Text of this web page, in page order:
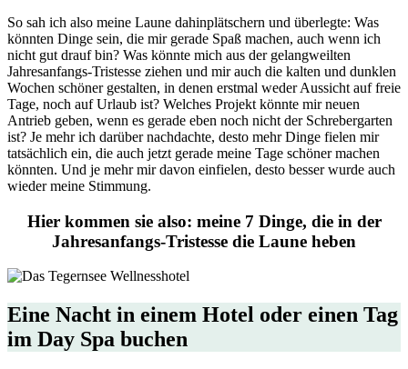
So sah ich also meine Laune dahinplätschern und überlegte: Was
könnten Dinge sein, die mir gerade Spaß machen, auch wenn ich
nicht gut drauf bin? Was könnte mich aus der gelangweilten
Jahresanfangs-Tristesse ziehen und mir auch die kalten und dunklen
Wochen schöner gestalten, in denen erstmal weder Aussicht auf freie
Tage, noch auf Urlaub ist? Welches Projekt könnte mir neuen
Antrieb geben, wenn es gerade eben noch nicht der Schrebergarten
ist? Je mehr ich darüber nachdachte, desto mehr Dinge fielen mir
tatsächlich ein, die auch jetzt gerade meine Tage schöner machen
könnten. Und je mehr mir davon einfielen, desto besser wurde auch
wieder meine Stimmung.
Hier kommen sie also: meine 7 Dinge, die in der
Jahresanfangs-Tristesse die Laune heben
Eine Nacht in einem Hotel oder einen Tag
im Day Spa buchen